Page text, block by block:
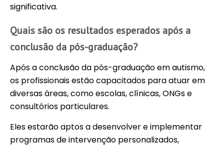
significativa.
Quais são os resultados esperados após a
conclusão da pós-graduação?
Após a conclusão da pós-graduação em autismo,
os profissionais estão capacitados para atuar em
diversas áreas, como escolas, clínicas, ONGs e
consultórios particulares.
Eles estarão aptos a desenvolver e implementar
programas de intervenção personalizados,